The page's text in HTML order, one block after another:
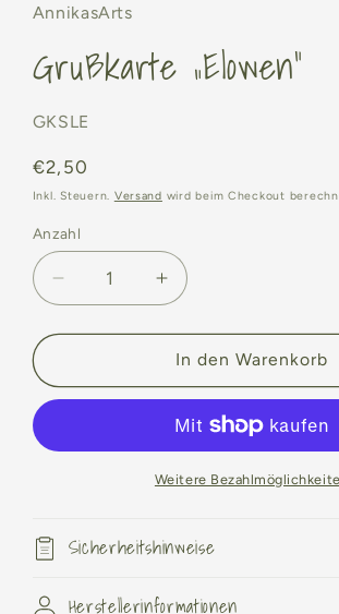
öffnen
AnnikasArts
Grußkarte „Elowen"
SKU:
GKSLE
Normaler
Preis
€2,50
Inkl. Steuern. Versand wird beim Checkout
Anzahl
Anzahl
Verringere
die
Menge
Grußkarte
„Elowen&quot;
Erhöhe
die
Menge
für
Grußkarte
In den Warenkorb
Weitere
Sicherheitshinweise
Herstellerinformationen